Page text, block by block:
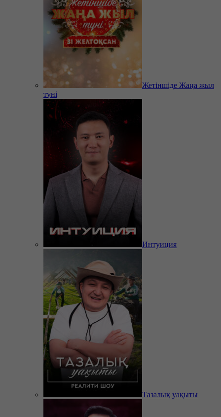
Жетіншіде Жаңа жыл
түні
Интуиция
Тазалық уақыты